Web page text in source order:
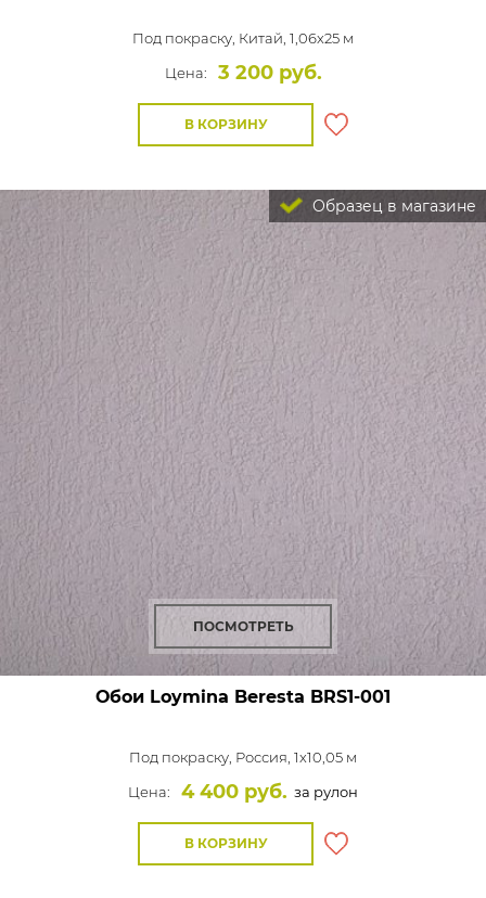
Под покраску, Китай, 1,06x25 м
Цена:
3 200 руб.
В КОРЗИНУ
Образец в магазине
ПОСМОТРЕТЬ
Обои Loymina Beresta BRS1-001
Под покраску, Россия, 1x10,05 м
Цена:
4 400 руб. за рулон
В КОРЗИНУ